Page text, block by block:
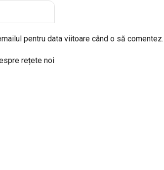
pentru data viitoare când o să comentez.
rețete noi